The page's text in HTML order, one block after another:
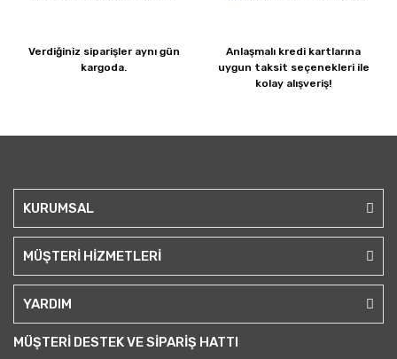
Verdiğiniz siparişler aynı gün
kargoda.
Anlaşmalı kredi kartlarına
uygun taksit seçenekleri ile
kolay alışveriş!
KURUMSAL
MÜŞTERİ HİZMETLERİ
YARDIM
MÜŞTERİ DESTEK VE SİPARİŞ HATTI